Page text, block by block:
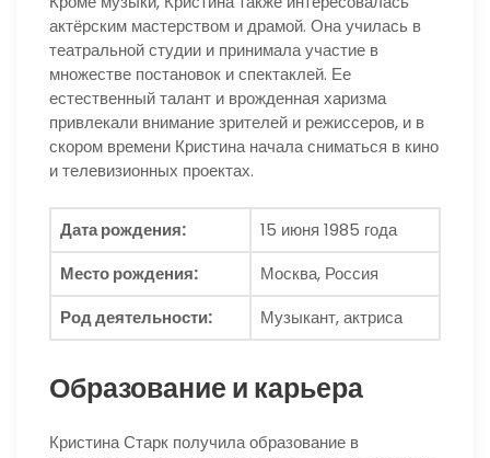
актёрским мастерством и драмой. Она училась в
театральной студии и принимала участие в
множестве постановок и спектаклей. Ее
естественный талант и врожденная харизма
привлекали внимание зрителей и режиссеров, и в
скором времени Кристина начала сниматься в кино
и телевизионных проектах.
Дата рождения:
15 июня 1985 года
Место рождения:
Москва, Россия
Род деятельности:
Музыкант, актриса
Образование и карьера
Кристина Старк получила образование в